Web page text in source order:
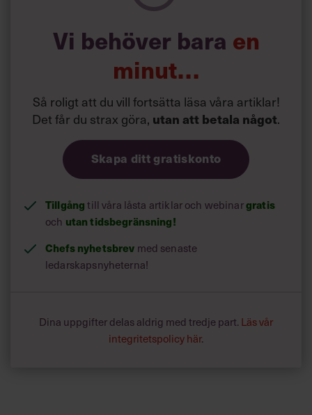
Vi behöver bara en
minut…
Så roligt att du vill fortsätta läsa våra artiklar!
Det får du strax göra, utan att betala något.
Skapa ditt gratiskonto
Tillgång till våra låsta artiklar och webinargratis
och utan tidsbegränsning!
Chefs nyhetsbrev med senaste
ledarskapsnyheterna!
Dina uppgifter delas aldrig med tredje part. Läs vår
integritetspolicy här.